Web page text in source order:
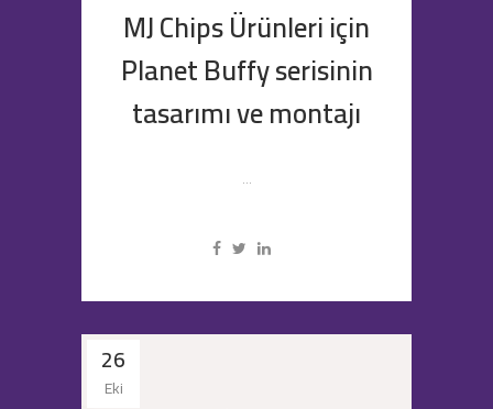
MJ Chips Ürünleri için
Planet Buffy serisinin
tasarımı ve montajı
...
26
Eki